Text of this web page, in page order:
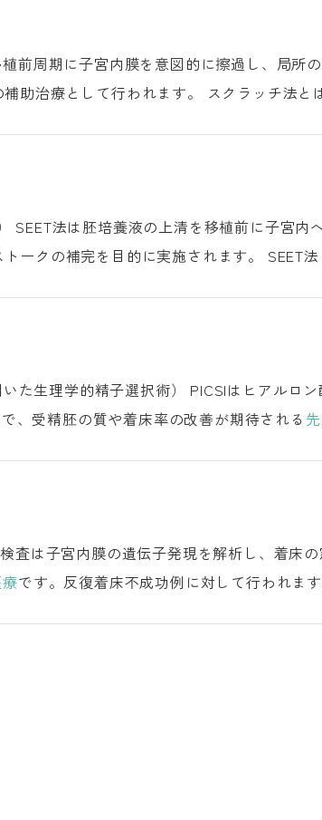
ます。 スクラッチ法とは 対象と
入し、
完を目的に実施されます。 SEET法とは クロ
精子選択術） PICSIはヒアルロン酸に結合
、受精胚の質や着床率の改善が期待される
です。反復着床不成功例に対して行われます。 ERA